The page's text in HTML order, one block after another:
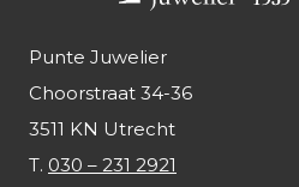
Punte Juwelier
Choorstraat 34-36
3511 KN Utrecht
T. 030 – 231 2921